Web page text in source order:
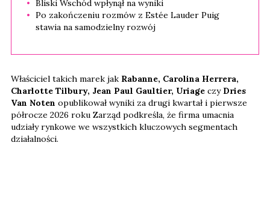
Bliski Wschód wpłynął na wyniki
Po zakończeniu rozmów z Estée Lauder Puig
stawia na samodzielny rozwój
Właściciel takich marek jak Rabanne, Carolina Herrera,
Charlotte Tilbury, Jean Paul Gaultier, Uriage czyDries
Van Noten opublikował wyniki za drugi kwartał i pierwsze
półrocze 2026 roku Zarząd podkreśla, że firma umacnia
udziały rynkowe we wszystkich kluczowych segmentach
działalności.